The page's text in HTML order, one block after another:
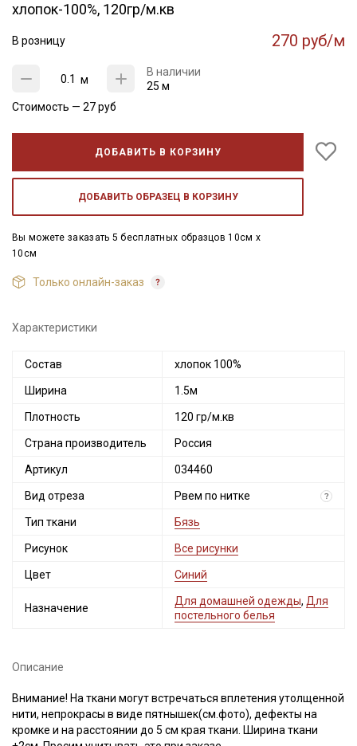
хлопок-100%, 120гр/м.кв
В розницу 270 руб/м
м
В наличии
25 м
Стоимость — 27руб
ДОБАВИТЬ В КОРЗИНУ
ДОБАВИТЬ ОБРАЗЕЦ В КОРЗИНУ
Вы можете заказать 5 бесплатных образцов 10см x
10см
Только онлайн-заказ
Характеристики
Состав хлопок 100%
Ширина 1.5м
Плотность 120 гр/м.кв
Страна производитель Россия
Артикул 034460
Вид отреза Рвем по нитке ?
Тип ткани Бязь
Рисунок Все рисунки
Цвет Синий
Назначение
Для домашней одежды, Для
постельного белья
Описание
Внимание! На ткани могут встречаться вплетения утолщенной
нити, непрокрасы в виде пятнышек(см.фото), дефекты на
кромке и на расстоянии до 5 см края ткани. Ширина ткани